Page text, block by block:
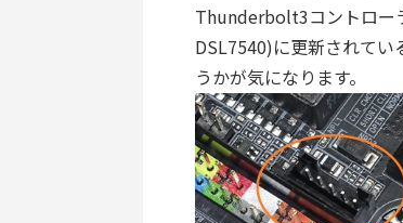
Thunderbolt3コントロー
DSL7540)に更新されて
うかが気になります。